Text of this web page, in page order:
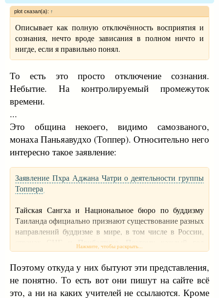
plot сказал(а): ↑
Описывает как полную отключённость восприятия и
сознания, нечто вроде зависания в полном ничто и
нигде, если я правильно понял.
То есть это просто отключение сознания.
Небытие. На контролируемый промежуток
времени.
...
Это община некоего, видимо самозваного,
монаха Паньяавудхо (Топпер). Относительно него
интересно такое заявление:
Заявление Пхра Аджана Чатри о деятельности группы
Топпера
Тайская Сангха и Национальное бюро по буддизму
Таиланда официально признают существование разных
направлений буддизме в мире, в том числе в России,
странах СНГ и Прибалтике. Поэтому каждый год
правительство Таиланда финансирует проведение
Международной буддийской конференции,
посвященный Дню Рождения, Просветления и Ухода
Будды (День Весак), выделяя на это не менее 150 млн $,
Нажмите, чтобы раскрыть...
Поэтому откуда у них бытуют эти представления,
не понятно. То есть вот они пишут на сайте всё
это, а ни на каких учителей не ссылаются. Кроме